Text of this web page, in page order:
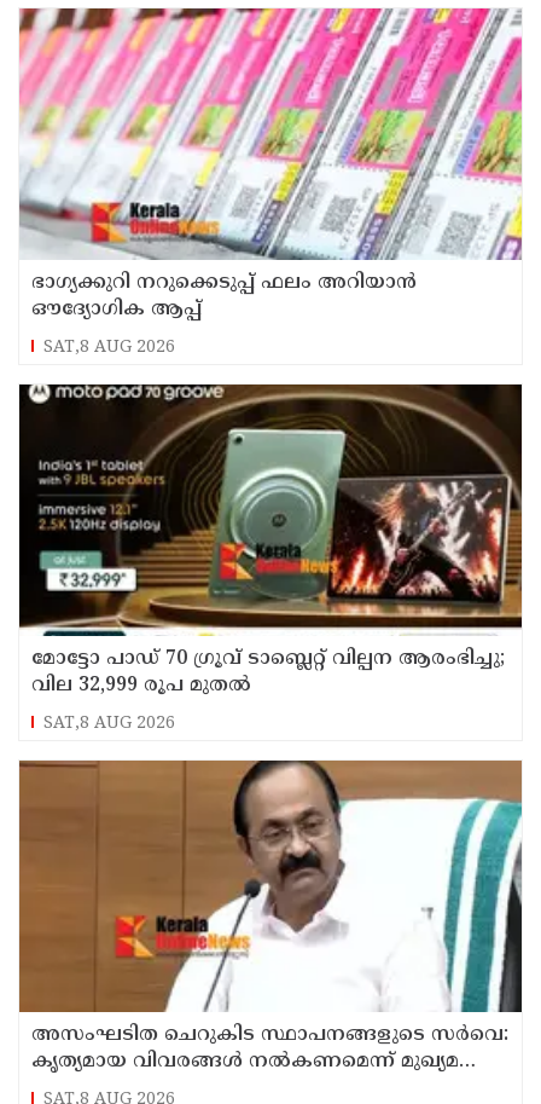
ഭാഗ്യക്കുറി നറുക്കെടുപ്പ് ഫലം അറിയാൻ
ഔദ്യോഗിക ആപ്പ്
SAT,8 AUG 2026
മോട്ടോ പാഡ് 70 ഗ്രൂവ് ടാബ്ലെറ്റ് വില്പന ആരംഭിച്ചു;
വില 32,999 രൂപ മുതൽ
SAT,8 AUG 2026
അസംഘടിത ചെറുകിട സ്ഥാപനങ്ങളുടെ സർവെ:
കൃത്യമായ വിവരങ്ങൾ നൽകണമെന്ന് മുഖ്യമന്ത്രി
വി ഡി സതീശൻ
SAT,8 AUG 2026